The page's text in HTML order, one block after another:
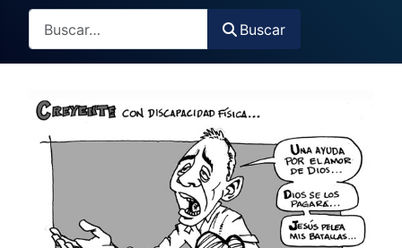
Buscar
Buscar